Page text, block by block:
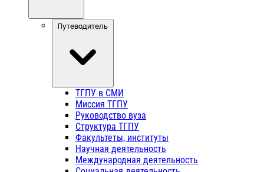
Путеводитель
ТГПУ в СМИ
Миссия ТГПУ
Руководство вуза
Структура ТГПУ
Факультеты, институты
Научная деятельность
Международная деятельность